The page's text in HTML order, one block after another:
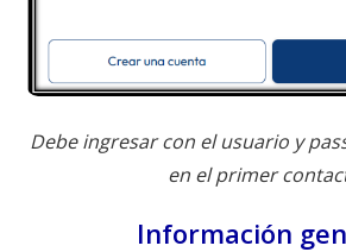
Debe ingresar con el usuario y
en el primer
Información